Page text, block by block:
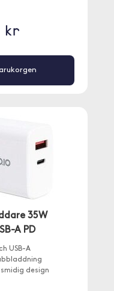
kr
35W
A PD
USB-A
design